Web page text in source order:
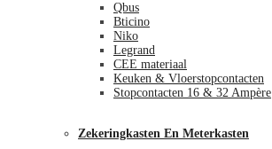
Qbus
Bticino
Niko
Legrand
CEE materiaal
Keuken & Vloerstopcontacten
Stopcontacten 16 & 32 Ampère
Zekeringkasten En Meterkasten